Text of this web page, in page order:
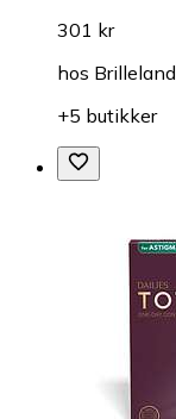
301 kr
hos Brilleland
+5 butikker